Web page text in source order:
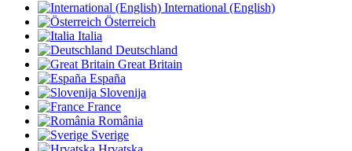
International (English)
Österreich
Italia
Deutschland
Great Britain
España
Slovenija
France
România
Sverige